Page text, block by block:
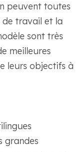
peuvent toutes
travail et la
sont très
meilleures
leurs objectifs à
grandes